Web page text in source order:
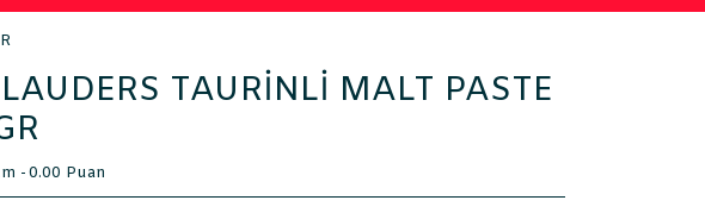
TAURİNLİ MALT PASTE
-0.00 Puan